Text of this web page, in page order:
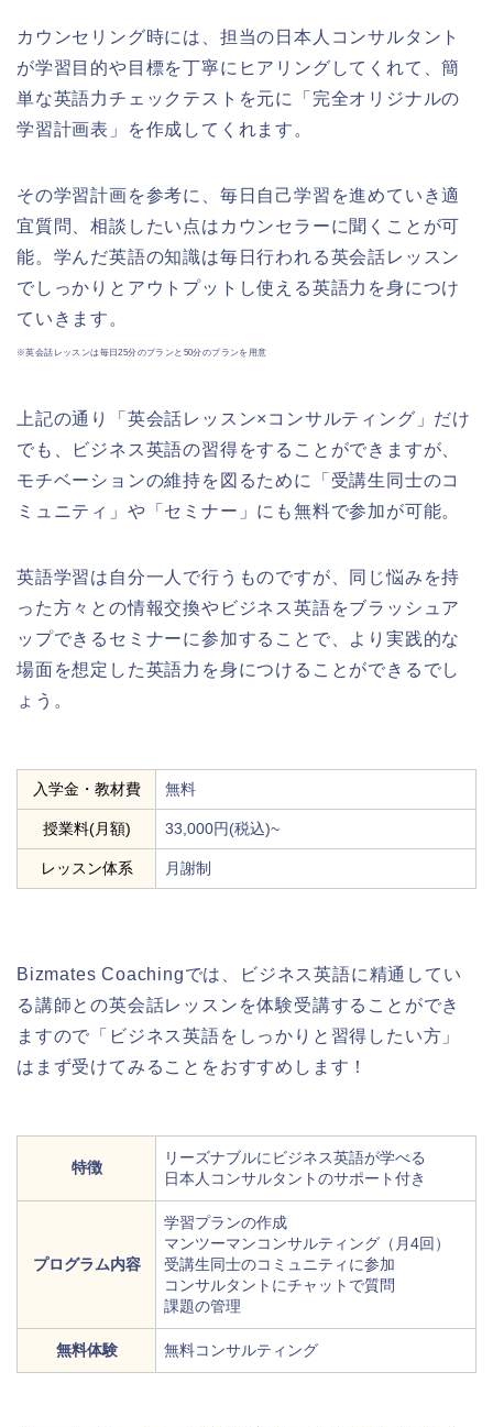
カウンセリング時には、担当の日本人コンサルタント
が学習目的や目標を丁寧にヒアリングしてくれて、簡
単な英語力チェックテストを元に「完全オリジナルの
学習計画表」を作成してくれます。
その学習計画を参考に、毎日自己学習を進めていき適
宜質問、相談したい点はカウンセラーに聞くことが可
能。学んだ英語の知識は毎日行われる英会話レッスン
でしっかりとアウトプットし使える英語力を身につけ
ていきます。
※英会話レッスンは毎日25分のプランと50分のプランを用意
上記の通り「英会話レッスン×コンサルティング」だけ
でも、ビジネス英語の習得をすることができますが、
モチベーションの維持を図るために「受講生同士のコ
ミュニティ」や「セミナー」にも無料で参加が可能。
英語学習は自分一人で行うものですが、同じ悩みを持
った方々との情報交換やビジネス英語をブラッシュア
ップできるセミナーに参加することで、より実践的な
場面を想定した英語力を身につけることができるでし
ょう。
入学金・教材費 無料
授業料(月額) 33,000円(税込)~
レッスン体系 月謝制
Bizmates Coachingでは、ビジネス英語に精通してい
る講師との英会話レッスンを体験受講することができ
ますので「ビジネス英語をしっかりと習得したい方」
はまず受けてみることをおすすめします！
特徴
リーズナブルにビジネス英語が学べる
日本人コンサルタントのサポート付き
プログラム内容
学習プランの作成
マンツーマンコンサルティング（月4回）
受講生同士のコミュニティに参加
コンサルタントにチャットで質問
課題の管理
無料体験 無料コンサルティング